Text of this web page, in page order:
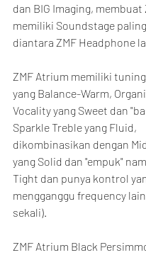
dan BIG Imaging, membuat
memiliki Soundstage
diantara ZMF Headphone
ZMF Atrium memiliki
yang Balance-Warm,
Vocality yang Sweet dan
Sparkle Treble yang Fluid,
dikombinasikan dengan
yang Solid dan "empuk"
Tight dan punya kontrol
mengganggu frequency
sekali).
ZMF Atrium Black